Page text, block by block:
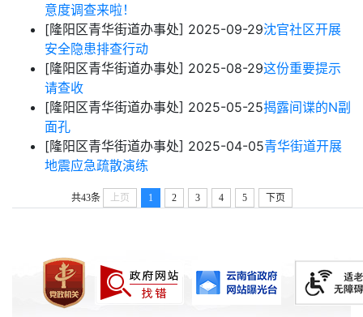
意度调查来啦！
[隆阳区青华街道办事处] 2025-09-29沈官社区开展
安全隐患排查行动
[隆阳区青华街道办事处] 2025-08-29这份重要提示
请查收
[隆阳区青华街道办事处] 2025-05-25揭露间谍的N副
面孔
[隆阳区青华街道办事处] 2025-04-05青华街道开展
地震应急疏散演练
共43条 上页 1 2 3 4 5 下页